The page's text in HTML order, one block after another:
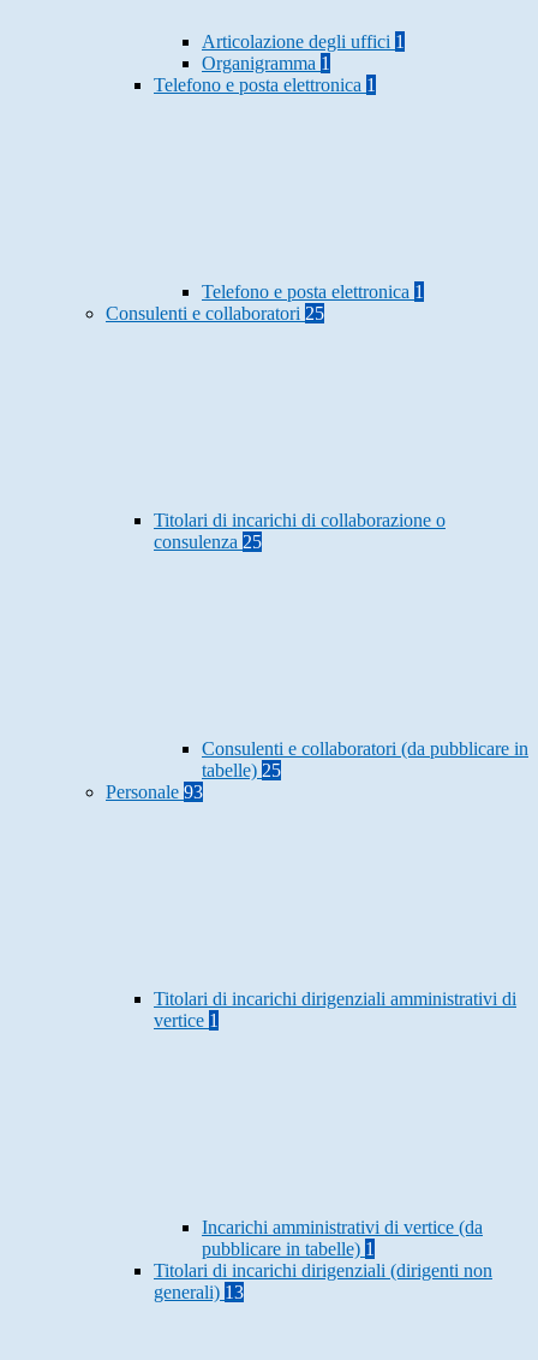
Articolazione degli uffici 1
Organigramma 1
Telefono e posta elettronica 1
Telefono e posta elettronica 1
Consulenti e collaboratori 25
Titolari di incarichi di collaborazione o
consulenza 25
Consulenti e collaboratori (da pubblicare in
tabelle) 25
Personale 93
Titolari di incarichi dirigenziali amministrativi di
vertice 1
Incarichi amministrativi di vertice (da
pubblicare in tabelle) 1
Titolari di incarichi dirigenziali (dirigenti non
generali) 13